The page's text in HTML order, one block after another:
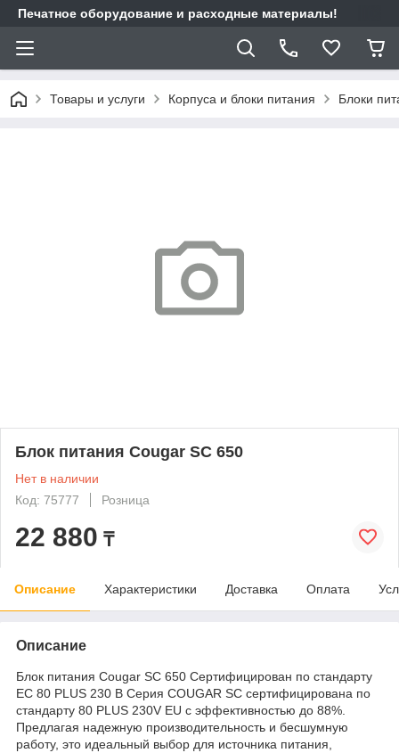
Печатное оборудование и расходные материалы!
Товары и услуги Корпуса и блоки питания Блоки
Блок питания Cougar SC 650
Нет в наличии
Код: 75777
Розница
22 880 ₸
Описание Характеристики Доставка Оплата
Описание
Блок питания Cougar SC 650 Сертифицирован по стандарту
ЕС 80 PLUS 230 В Серия COUGAR SC сертифицирована по
стандарту 80 PLUS 230V EU с эффективностью до 88%.
Предлагая надежную производительность и бесшумную
работу, это идеальный выбор для источника питания,